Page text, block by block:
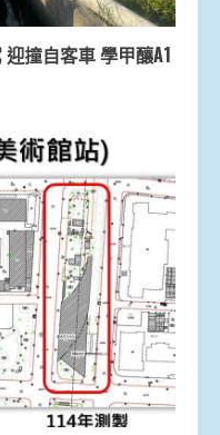
撞自客車 學甲釀A1